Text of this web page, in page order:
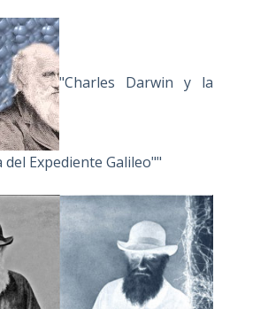
"Charles Darwin y la
Expediente Galileo""